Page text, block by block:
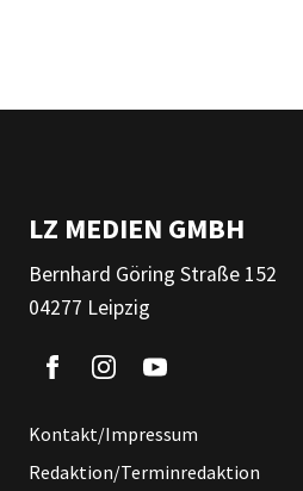
LZ MEDIEN GMBH
Bernhard Göring Straße 152
04277 Leipzig
Kontakt/Impressum
Redaktion/Terminredaktion